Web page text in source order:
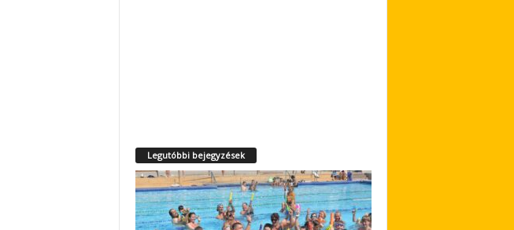
Legutóbbi bejegyzések